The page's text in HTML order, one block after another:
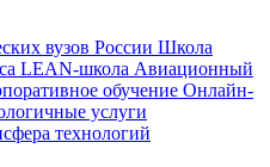
вузов России Школа
LEAN-школа Авиационный
обучение Онлайн-
услуги
технологий